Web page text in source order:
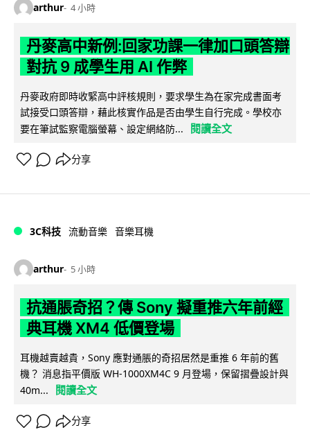
arthur 4 小時
丹麥高中新例:回家功課一律加口頭答辯
對抗 9 成學生用 AI 作弊
丹麥政府即時收緊高中評核規則，要求學生為在家完成書面考
試接受口頭答辯，藉此核實作品是否由學生自行完成。學校亦
要在筆試監察電腦螢幕、設定網絡防...
閱讀全文
分享
3C科技 流動音樂 音樂耳機
arthur 5 小時
抗通脹奇招？傳 Sony 擬重推六年前經
典耳機 XM4 低價登場
耳機越賣越貴，Sony 應對通脹的奇招居然是重推 6 年前的舊
機？ 消息指平價版 WH-1000XM4C 9 月登場，保留摺疊設計與
40m...
閱讀全文
分享